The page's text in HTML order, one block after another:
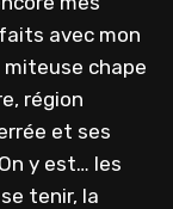
avec mon
miteuse chape
région
et ses
y est… les
tenir, la